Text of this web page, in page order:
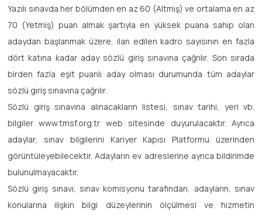
Yazılı sınavda her bölümden en az 60 (Altmış) ve ortalama en az
70 (Yetmiş) puan almak şartıyla en yüksek puana sahip olan
adaydan başlanmak üzere, ilan edilen kadro sayısının en fazla
dört katına kadar aday sözlü giriş sınavına çağrılır. Son sırada
birden fazla eşit puanlı aday olması durumunda tüm adaylar
sözlü giriş sınavına çağrılır.
Sözlü giriş sınavına alınacakların listesi, sınav tarihi, yeri vb.
bilgiler www.tmsf.org.tr web sitesinde duyurulacaktır. Ayrıca
adaylar, sınav bilgilerini Kariyer Kapısı Platformu üzerinden
görüntüleyebilecektir. Adayların ev adreslerine ayrıca bildirimde
bulunulmayacaktır.
Sözlü giriş sınavı, sınav komisyonu tarafından, adayların, sınav
konularına ilişkin bilgi düzeylerinin ölçülmesi ve hizmetin